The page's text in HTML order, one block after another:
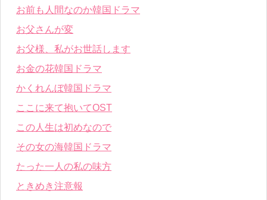
お前も人間なのか韓国ドラマ
お父さんが変
お父様、私がお世話します
お金の花韓国ドラマ
かくれんぼ韓国ドラマ
ここに来て抱いてOST
この人生は初めなので
その女の海韓国ドラマ
たった一人の私の味方
ときめき注意報